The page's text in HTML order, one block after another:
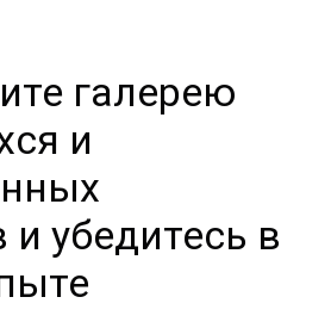
галерею
и
и убедитесь в